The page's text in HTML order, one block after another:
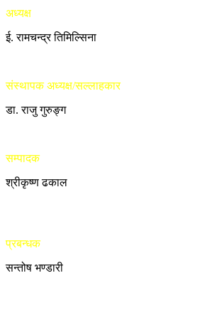
अध्यक्ष
ई. रामचन्द्र तिमिल्सिना
संस्थापक अध्यक्ष/सल्लाहकार
डा. राजु गुरुङ्ग
सम्पादक
श्रीकृष्ण ढकाल
प्रबन्धक
सन्तोष भण्डारी